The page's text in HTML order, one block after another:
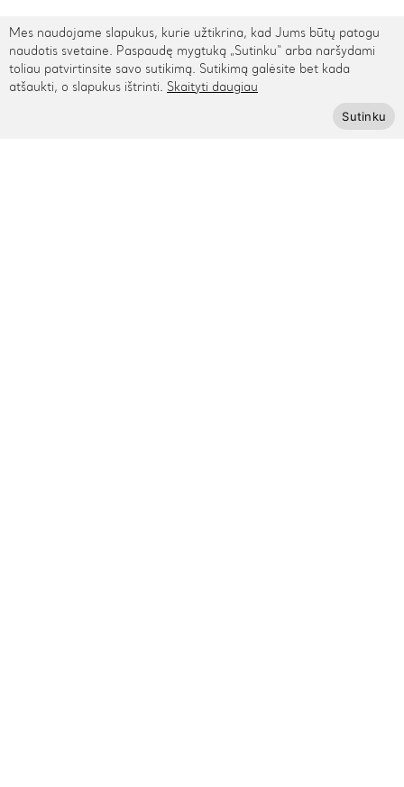
TARPTAUTINIS PRISTATYMAS
Kontaktai
Mes naudojame slapukus, kurie užtikrina, kad Jums būtų patogu
naudotis svetaine. Paspaudę mygtuką „Sutinku“ arba naršydami
toliau patvirtinsite savo sutikimą. Sutikimą galėsite bet kada
atšaukti, o slapukus ištrinti. Skaityti daugiau
Sutinku